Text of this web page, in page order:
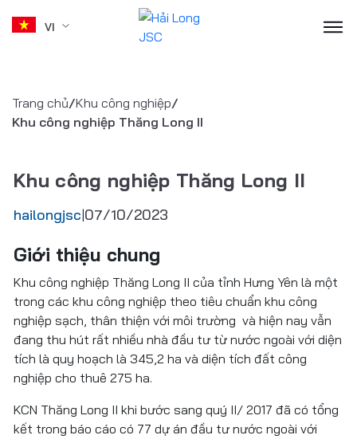
content
VI
Trang chủ/Khu công nghiệp/
Khu công nghiệp Thăng Long II
Khu công nghiệp Thăng Long II
hailongjsc 07/10/2023
Giới thiệu chung
Khu công nghiệp Thăng Long II của tỉnh Hưng Yên là một
trong các khu công nghiệp theo tiêu chuẩn khu công
nghiệp sạch, thân thiện với môi trường và hiện nay vẫn
đang thu hút rất nhiều nhà đầu tư từ nước ngoài với diện
tích là quy hoạch là 345,2 ha và diện tích đất công
nghiệp cho thuê 275 ha.
KCN Thăng Long II khi bước sang quý II/ 2017 đã có tổng
kết trong báo cáo có 77 dự án đầu tư nước ngoài với